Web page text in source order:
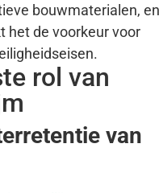
bouwmaterialen, en
het de voorkeur voor
rol van
van